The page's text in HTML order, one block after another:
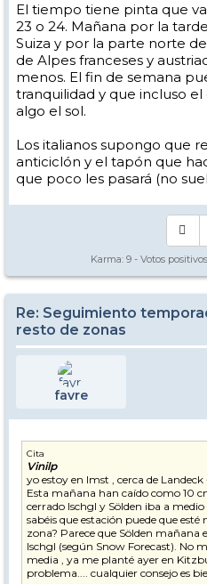
El tiempo tiene pinta que
23 o 24. Mañana por la
Suiza y por la parte norte
de Alpes franceses y
menos. El fin de semana
tranquilidad y que incluso
algo el sol.
Los italianos supongo que
anticiclón y el tapón que
que poco les pasará (no
Karma: 9 - Votos
Re: Seguimiento
resto de zonas
favre
Cita
Vinilp
yo estoy en Imst , cerca de
Esta mañana han caído como 10
cerrado Ischgl y Sölden iba a
sabéis que estación puede que
zona? Parece que Sölden mañana
Ischgl (según Snow Forecast). No
media , ya me planté ayer en
problema.... cualquier consejo es